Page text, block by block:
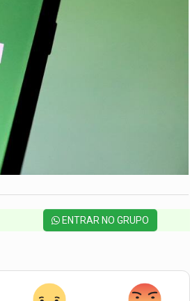
ENTRAR NO GRUPO